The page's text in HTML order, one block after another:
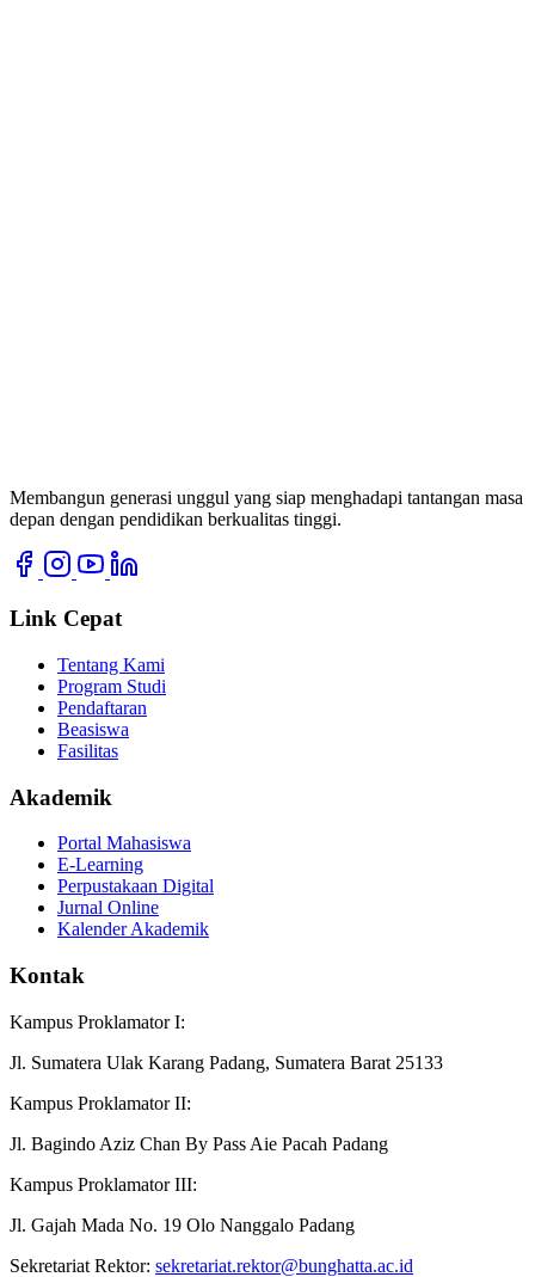
Membangun generasi unggul yang siap menghadapi tantangan masa
depan dengan pendidikan berkualitas tinggi.
Link Cepat
Tentang Kami
Program Studi
Pendaftaran
Beasiswa
Fasilitas
Akademik
Portal Mahasiswa
E-Learning
Perpustakaan Digital
Jurnal Online
Kalender Akademik
Kontak
Kampus Proklamator I:
Jl. Sumatera Ulak Karang Padang, Sumatera Barat 25133
Kampus Proklamator II:
Jl. Bagindo Aziz Chan By Pass Aie Pacah Padang
Kampus Proklamator III:
Jl. Gajah Mada No. 19 Olo Nanggalo Padang
Sekretariat Rektor: sekretariat.rektor@bunghatta.ac.id